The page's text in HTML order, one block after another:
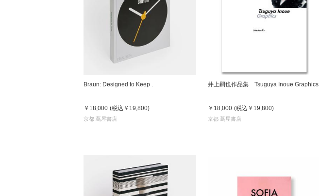
Braun: Designed to Keep .
￥18,000 (税込 ￥19,800)
京都 蔦屋書店
井上嗣也作品集 Tsuguya Inoue Graphics
￥18,000 (税込 ￥19,800)
京都 蔦屋書店